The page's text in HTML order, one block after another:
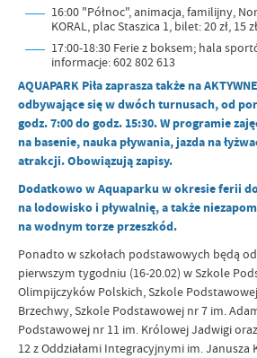
16:00 "Północ", animacja, familijny,
KORAL, plac Staszica 1, bilet: 20 zł, 15
17:00-18:30 Ferie z boksem; hala
informacje: 602 802 613
AQUAPARK Piła zaprasza także na
odbywające się w dwóch turnusach, od
godz. 7:00 do godz. 15:30. W programie
na basenie, nauka pływania, jazda na
atrakcji. Obowiązują zapisy.
Dodatkowo w Aquaparku w okresie ferii
na lodowisko i pływalnię, a także
na wodnym torze przeszkód.
Ponadto w szkołach podstawowych będą
pierwszym tygodniu (16-20.02) w Szkole
Olimpijczyków Polskich, Szkole
Brzechwy, Szkole Podstawowej nr 7 im.
Podstawowej nr 11 im. Królowej Jadwigi
12 z Oddziałami Integracyjnymi im. Janusza